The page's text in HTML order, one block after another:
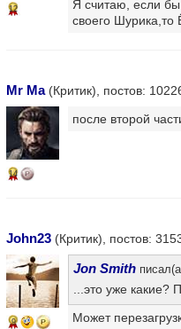
12
Я считаю, если
своего Шурика,то
Mr Ma(Критик), постов:
14
после второй
John23 (Критик), постов:
9
Jon Smith
...это уже
Может